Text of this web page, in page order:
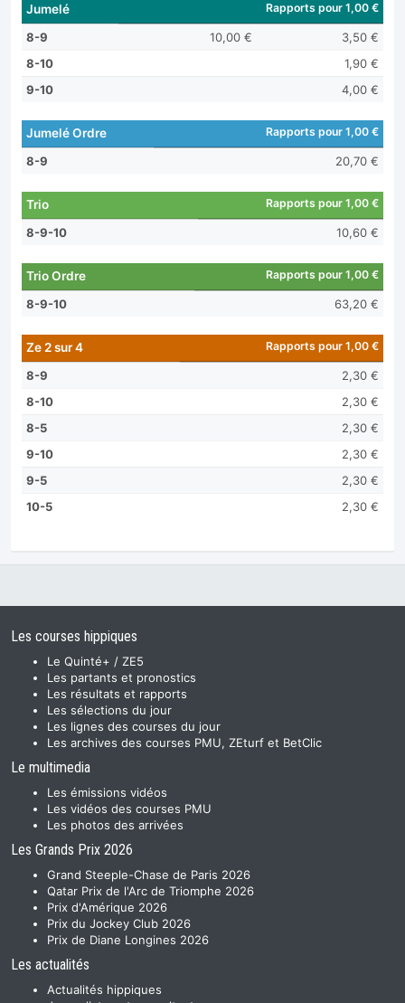
Jumelé Rapports pour 1,00 €
8-9 10,00 €
3,50 €
8-10
1,90 €
9-10
4,00 €
Jumelé Ordre Rapports pour 1,00 €
8-9 20,70 €
Trio Rapports pour 1,00 €
8-9-10 10,60 €
Trio Ordre Rapports pour 1,00 €
8-9-10 63,20 €
Ze 2 sur 4 Rapports pour 1,00 €
8-9
2,30 €
8-10
2,30 €
8-5
2,30 €
9-10
2,30 €
9-5
2,30 €
10-5
2,30 €
Les courses hippiques
Le Quinté+ / ZE5
Les partants et pronostics
Les résultats et rapports
Les sélections du jour
Les lignes des courses du jour
Les archives des courses PMU, ZEturf et BetClic
Le multimedia
Les émissions vidéos
Les vidéos des courses PMU
Les photos des arrivées
Les Grands Prix 2026
Grand Steeple-Chase de Paris 2026
Qatar Prix de l'Arc de Triomphe 2026
Prix d'Amérique 2026
Prix du Jockey Club 2026
Prix de Diane Longines 2026
Les actualités
Actualités hippiques